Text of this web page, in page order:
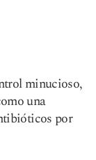
minucioso,
una
por